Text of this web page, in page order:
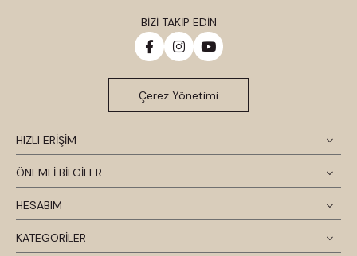
HIZLI ERİŞİM
ÖNEMLİ BİLGİLER
HESABIM
KATEGORİLER
BİZİ TAKİP EDİN
Çerez Yönetimi